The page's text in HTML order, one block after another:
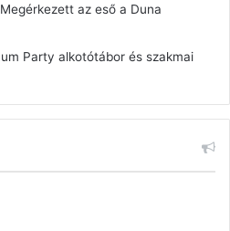
az eső a Duna
Party alkotótábor és szakmai